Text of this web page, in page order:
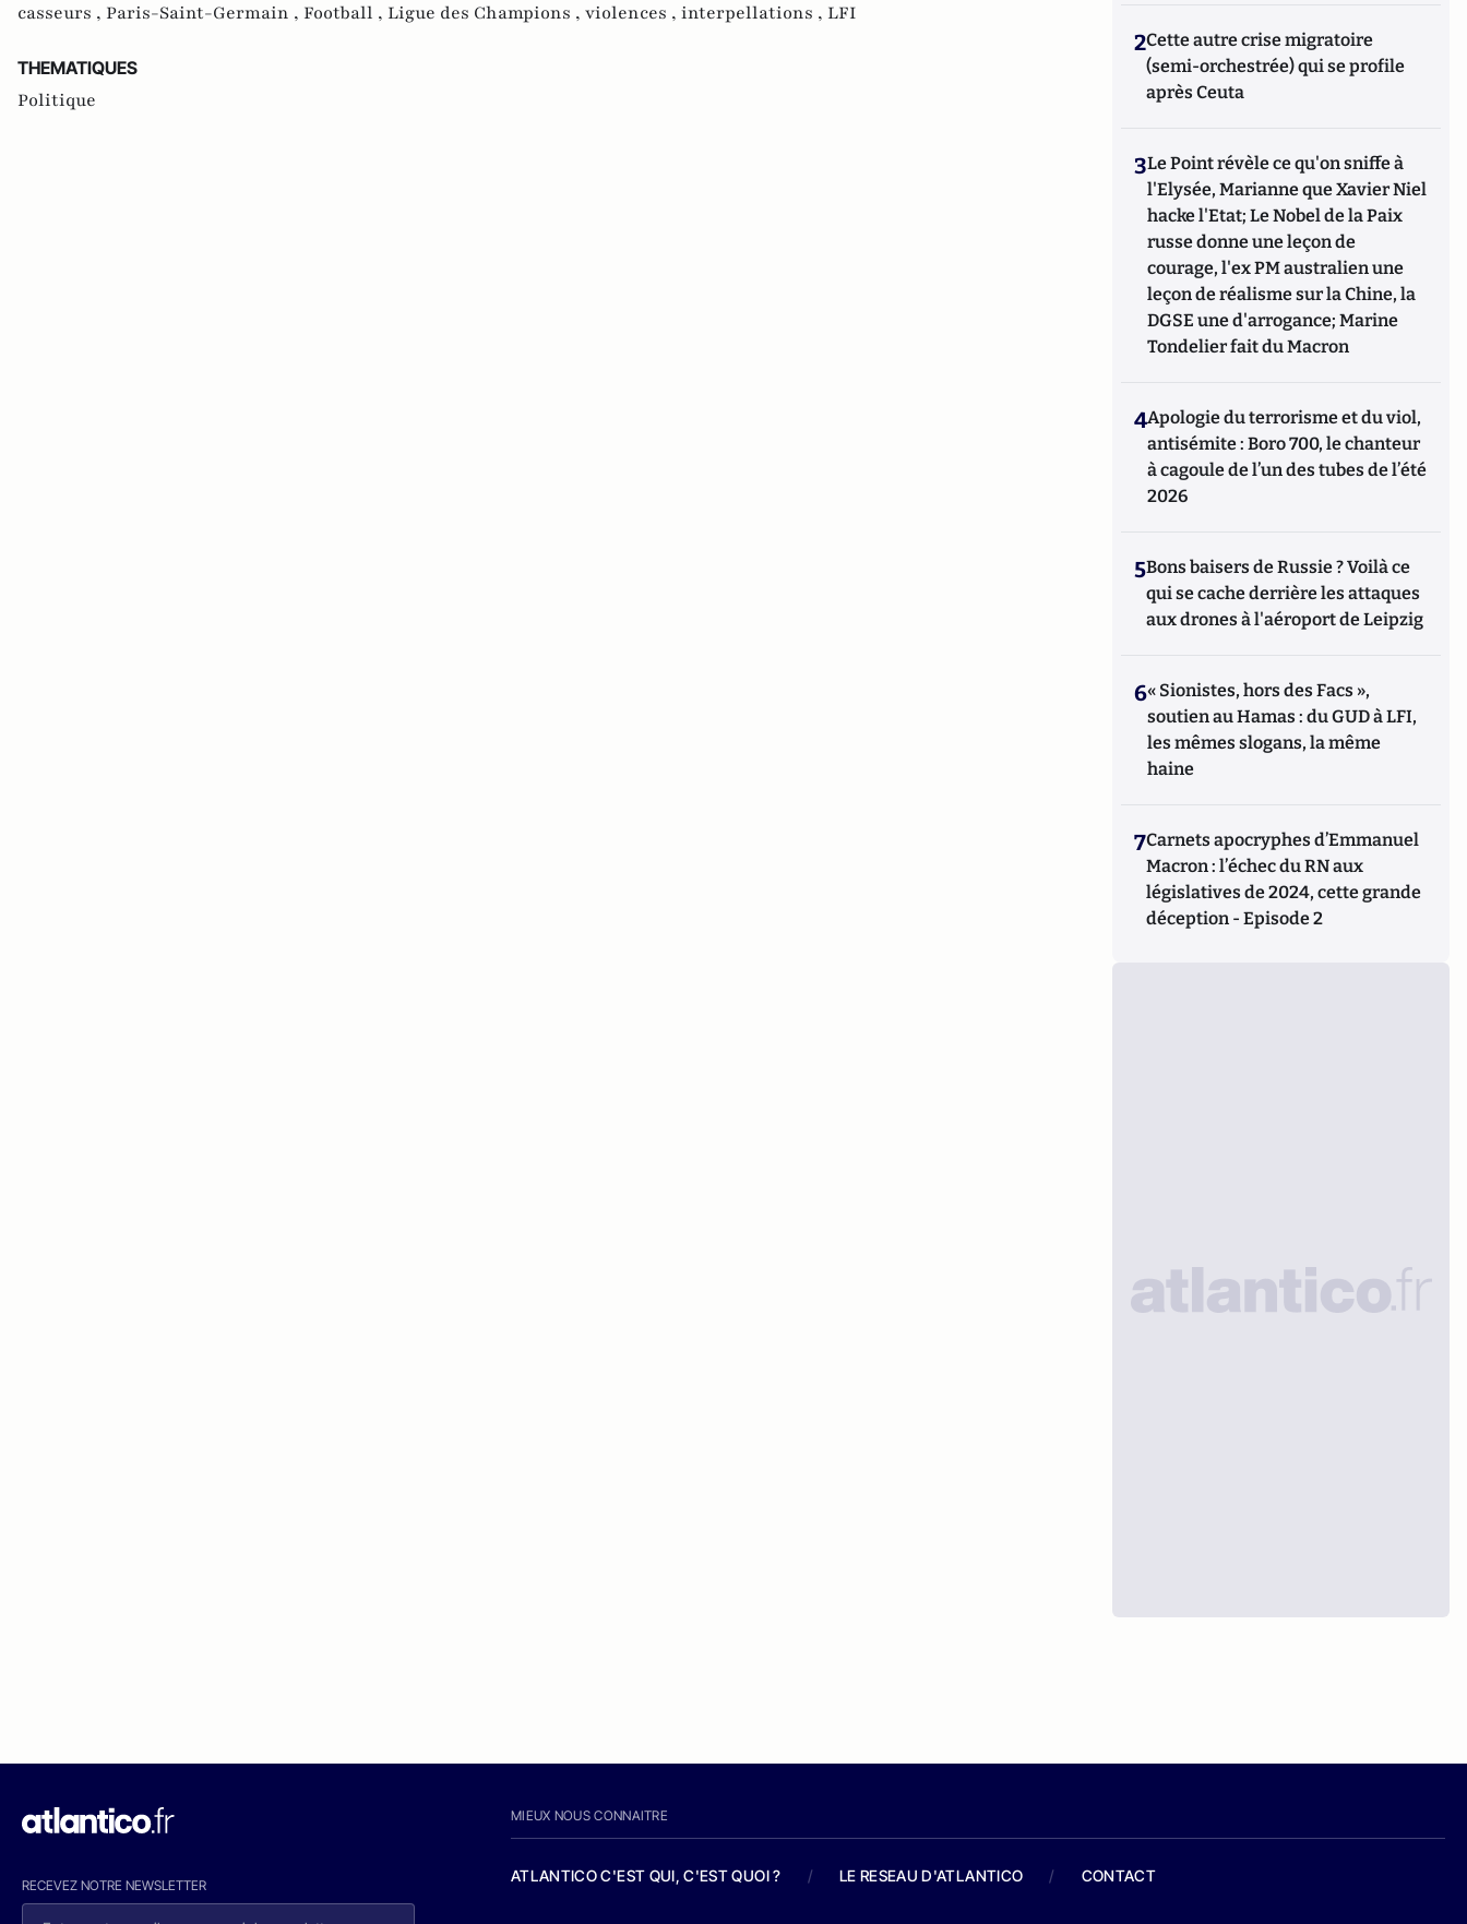
casseurs , Paris-Saint-Germain , Football , Ligue des Champions , violences , interpellations , LFI
THEMATIQUES
Politique
2Cette autre crise migratoire
(semi-orchestrée) qui se profile
après Ceuta
3Le Point révèle ce qu'on sniffe à
l'Elysée, Marianne que Xavier Niel
hacke l'Etat; Le Nobel de la Paix
russe donne une leçon de
courage, l'ex PM australien une
leçon de réalisme sur la Chine, la
DGSE une d'arrogance; Marine
Tondelier fait du Macron
4Apologie du terrorisme et du viol,
antisémite : Boro 700, le chanteur
à cagoule de l’un des tubes de l’été
2026
5Bons baisers de Russie ? Voilà ce
qui se cache derrière les attaques
aux drones à l'aéroport de Leipzig
6« Sionistes, hors des Facs »,
soutien au Hamas : du GUD à LFI,
les mêmes slogans, la même
haine
7Carnets apocryphes d’Emmanuel
Macron : l’échec du RN aux
législatives de 2024, cette grande
déception - Episode 2
RECEVEZ NOTRE NEWSLETTER
MIEUX NOUS CONNAITRE
ATLANTICO C'EST QUI, C'EST QUOI ? / LE RESEAU D'ATLANTICO / CONTACT